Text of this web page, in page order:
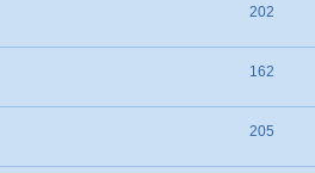
202
162
205